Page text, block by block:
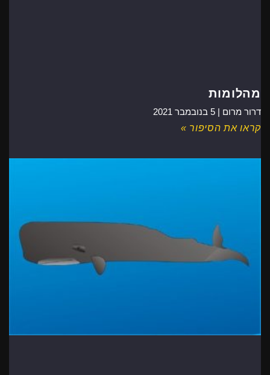
מהלומות
דרור מרום | 5 בנובמבר 2021
קראו את הסיפור »